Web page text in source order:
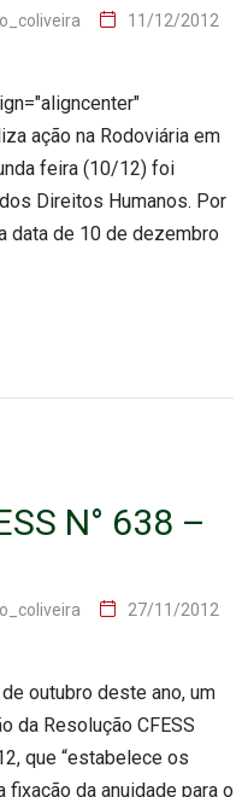
11/12/2012
ação na Rodoviária em
feira (10/12) foi
Direitos Humanos. Por
data de 10 de dezembro
N° 638 –
27/11/2012
outubro deste ano, um
da Resolução CFESS
que “estabelece os
fixação da anuidade para o